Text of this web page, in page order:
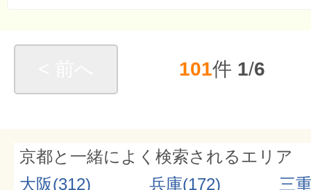
101件 1/6
京都と一緒によく検索されるエリア
大阪(312)
兵庫(172) 三